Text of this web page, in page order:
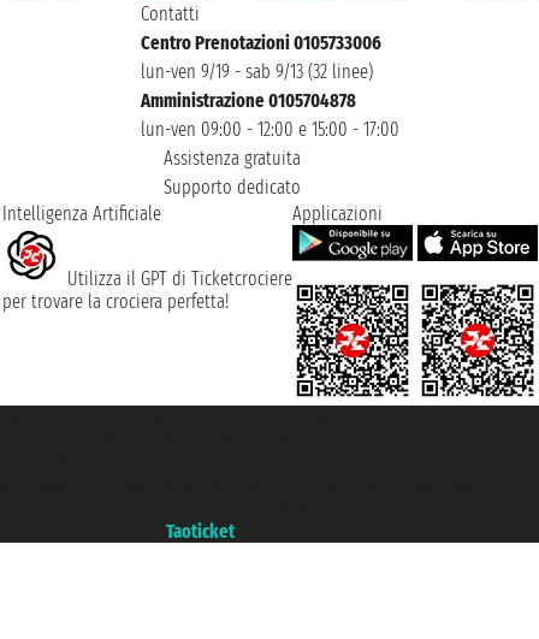
Contatti
Centro Prenotazioni 0105733006
lun-ven 9/19 - sab 9/13 (32 linee)
Amministrazione 0105704878
lun-ven 09:00 - 12:00 e 15:00 - 17:00
Assistenza gratuita
Supporto dedicato
Intelligenza Artificiale
Utilizza il GPT di Ticketcrociere
per trovare la crociera perfetta!
Applicazioni
Taoticket